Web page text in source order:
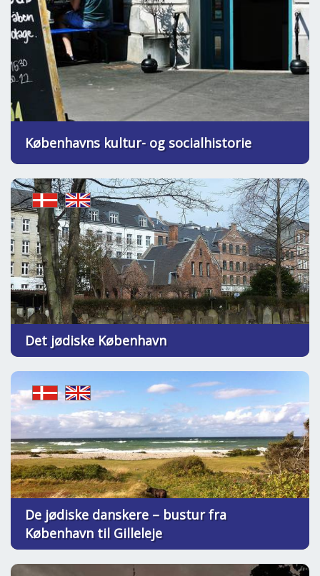
Københavns kultur- og socialhistorie
Det jødiske København
De jødiske danskere – bustur fra
København til Gilleleje